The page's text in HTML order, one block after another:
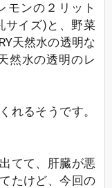
モンの２リット
サイズ)と、野菜
天然水の透明な
然水の透明のレ
れるそうです。
てて、肝臓が悪
たけど、今回の